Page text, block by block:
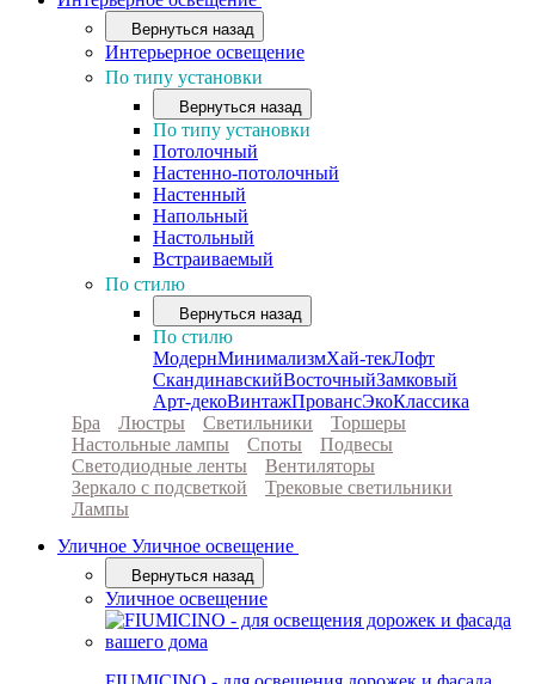
Вернуться назад
Интерьерное освещение
По типу установки
Вернуться назад
По типу установки
Потолочный
Настенно-потолочный
Настенный
Напольный
Настольный
Встраиваемый
По стилю
Вернуться назад
По стилю
МодернМинимализмХай-текЛофт
СкандинавскийВосточныйЗамковый
Арт-декоВинтажПровансЭкоКлассика
Бра
Люстры Светильники
Торшеры
Настольные лампы
Споты
Подвесы
Светодиодные ленты
Вентиляторы
Зеркало с подсветкой
Трековые светильники
Лампы
Уличное Уличное освещение
Вернуться назад
Уличное освещение